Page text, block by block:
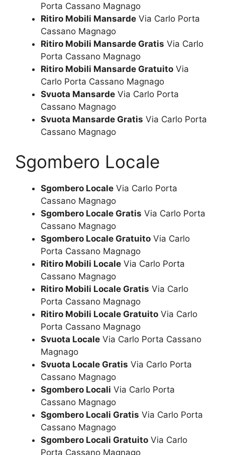
Porta Cassano Magnago
Ritiro Mobili Mansarde Via Carlo Porta
Cassano Magnago
Ritiro Mobili Mansarde Gratis Via Carlo
Porta Cassano Magnago
Ritiro Mobili Mansarde Gratuito Via
Carlo Porta Cassano Magnago
Svuota Mansarde Via Carlo Porta
Cassano Magnago
Svuota Mansarde Gratis Via Carlo Porta
Cassano Magnago
Sgombero Locale
Sgombero Locale Via Carlo Porta
Cassano Magnago
Sgombero Locale Gratis Via Carlo Porta
Cassano Magnago
Sgombero Locale Gratuito Via Carlo
Porta Cassano Magnago
Ritiro Mobili Locale Via Carlo Porta
Cassano Magnago
Ritiro Mobili Locale Gratis Via Carlo
Porta Cassano Magnago
Ritiro Mobili Locale Gratuito Via Carlo
Porta Cassano Magnago
Svuota Locale Via Carlo Porta Cassano
Magnago
Svuota Locale Gratis Via Carlo Porta
Cassano Magnago
Sgombero Locali Via Carlo Porta
Cassano Magnago
Sgombero Locali Gratis Via Carlo Porta
Cassano Magnago
Sgombero Locali Gratuito Via Carlo
Porta Cassano Magnago